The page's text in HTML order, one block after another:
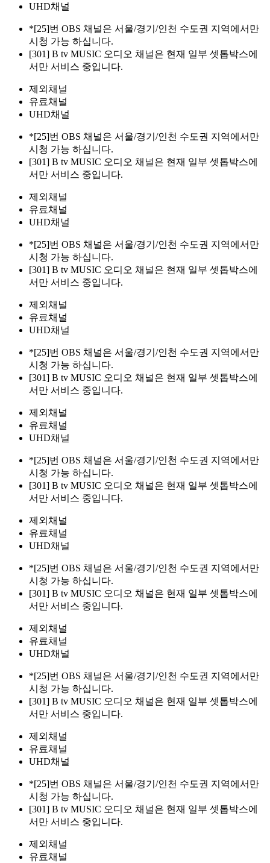
UHD채널
*[25]번 OBS 채널은 서울/경기/인천 수도권 지역에서만
시청 가능 하십니다.
[301] B tv MUSIC 오디오 채널은 현재 일부 셋톱박스에
서만 서비스 중입니다.
제외채널
유료채널
UHD채널
*[25]번 OBS 채널은 서울/경기/인천 수도권 지역에서만
시청 가능 하십니다.
[301] B tv MUSIC 오디오 채널은 현재 일부 셋톱박스에
서만 서비스 중입니다.
제외채널
유료채널
UHD채널
*[25]번 OBS 채널은 서울/경기/인천 수도권 지역에서만
시청 가능 하십니다.
[301] B tv MUSIC 오디오 채널은 현재 일부 셋톱박스에
서만 서비스 중입니다.
제외채널
유료채널
UHD채널
*[25]번 OBS 채널은 서울/경기/인천 수도권 지역에서만
시청 가능 하십니다.
[301] B tv MUSIC 오디오 채널은 현재 일부 셋톱박스에
서만 서비스 중입니다.
제외채널
유료채널
UHD채널
*[25]번 OBS 채널은 서울/경기/인천 수도권 지역에서만
시청 가능 하십니다.
[301] B tv MUSIC 오디오 채널은 현재 일부 셋톱박스에
서만 서비스 중입니다.
제외채널
유료채널
UHD채널
*[25]번 OBS 채널은 서울/경기/인천 수도권 지역에서만
시청 가능 하십니다.
[301] B tv MUSIC 오디오 채널은 현재 일부 셋톱박스에
서만 서비스 중입니다.
제외채널
유료채널
UHD채널
*[25]번 OBS 채널은 서울/경기/인천 수도권 지역에서만
시청 가능 하십니다.
[301] B tv MUSIC 오디오 채널은 현재 일부 셋톱박스에
서만 서비스 중입니다.
제외채널
유료채널
UHD채널
*[25]번 OBS 채널은 서울/경기/인천 수도권 지역에서만
시청 가능 하십니다.
[301] B tv MUSIC 오디오 채널은 현재 일부 셋톱박스에
서만 서비스 중입니다.
제외채널
유료채널